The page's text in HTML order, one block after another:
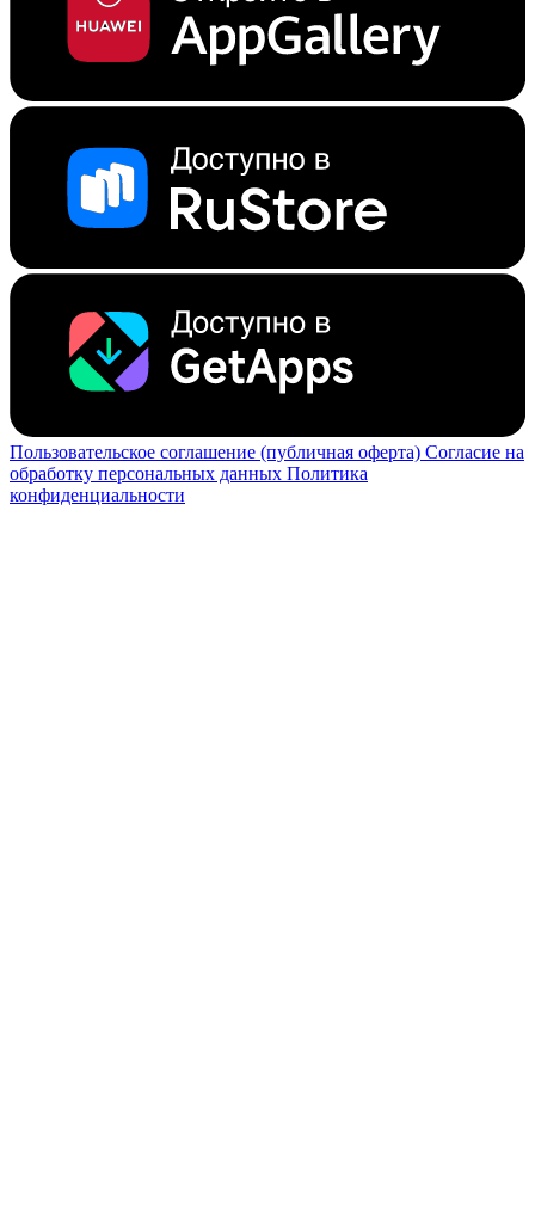
Пользовательское соглашение (публичная оферта) Согласие на
обработку персональных данных Политика
конфиденциальности